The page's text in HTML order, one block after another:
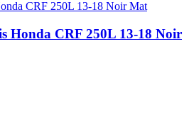
Honda CRF 250L 13-18 Noir